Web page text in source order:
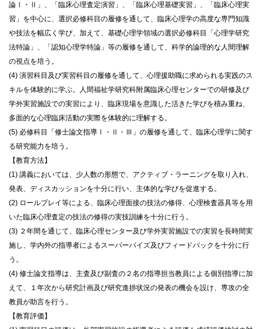
論Ⅰ・Ⅱ」、「臨床心理査定演習」、「臨床心理基礎実習」、「臨床心理実
習」を中心に、選択必修科目の履修を通して、臨床心理学の高度な専門知識
や技法を幅広く学び、加えて、基礎心理学領域の選択必修科目「心理学研究
法特論」、「認知心理学特論」等の履修を通して、科学的論理的な人間理解
の視点を培う。
(4) 演習科目及び実習科目の履修を通して、心理援助職に求められる実践のス
キルを体験的に学ぶ。人間福祉学研究科附属臨床心理センターでの研修及び
学外実習施設での実習により、臨床現場を意識した活きた学びを積み重ね、
多面的な心理臨床活動の実際を体験的に理解する。
(5) 必修科目「修士論文指導Ⅰ・Ⅱ・Ⅲ」の履修を通して、臨床心理学に関す
る研究能力を培う。
【教育方法】
(1) 講義においては、少人数の形態で、アクティブ・ラーニングを取り入れ、
発表、ディスカッションを十分に行い、主体的な学びを促進する。
(2) ロールプレイ等による、臨床心理面接の技法の修得、心理検査器具等を用
いた臨床心理査定の技法の修得の実技訓練を十分に行う。
(3) ２年間を通じて、臨床心理センター及び学外実習施設での実習を長時間実
施し、学内外の指導者によるスーパーバイズ及びフィードバックを十分に行
う。
(4) 修士論文指導は、主査及び副査の２名の指導担当教員による個別指導に加
えて、１年次から研究計画及び研究進捗状況の発表の機会を設け、専攻の全
教員が助言を行う。
【教育評価】